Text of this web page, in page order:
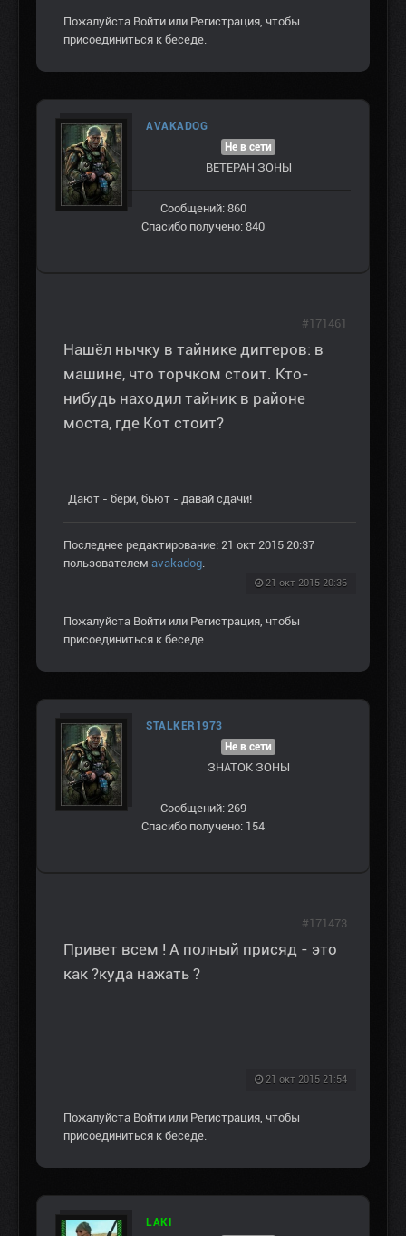
Пожалуйста Войти или Регистрация, чтобы
присоединиться к беседе.
AVAKADOG
Не в сети
ВЕТЕРАН ЗOНЫ
Сообщений: 860
Спасибо получено: 840
Нашёл нычку в тайнике диггеров: в
машине, что торчком стоит. Кто-
нибудь находил тайник в районе
моста, где Кот стоит?
Дают - бери, бьют - давай сдачи!
Последнее редактирование: 21 окт 2015 20:37
пользователем avakadog.
21 окт 2015 20:36
#171461
Пожалуйста Войти или Регистрация, чтобы
присоединиться к беседе.
STALKER1973
Не в сети
ЗНАТОК ЗОНЫ
Сообщений: 269
Спасибо получено: 154
Привет всем ! А полный присяд - это
как ?куда нажать ?
21 окт 2015 21:54
#171473
Пожалуйста Войти или Регистрация, чтобы
присоединиться к беседе.
LAKI